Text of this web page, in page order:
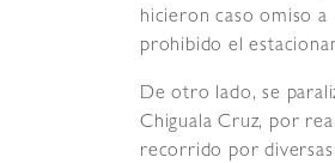
hicieron caso omiso a
prohibido el
De otro lado, se
Chiguala Cruz, por
recorrido por diversas